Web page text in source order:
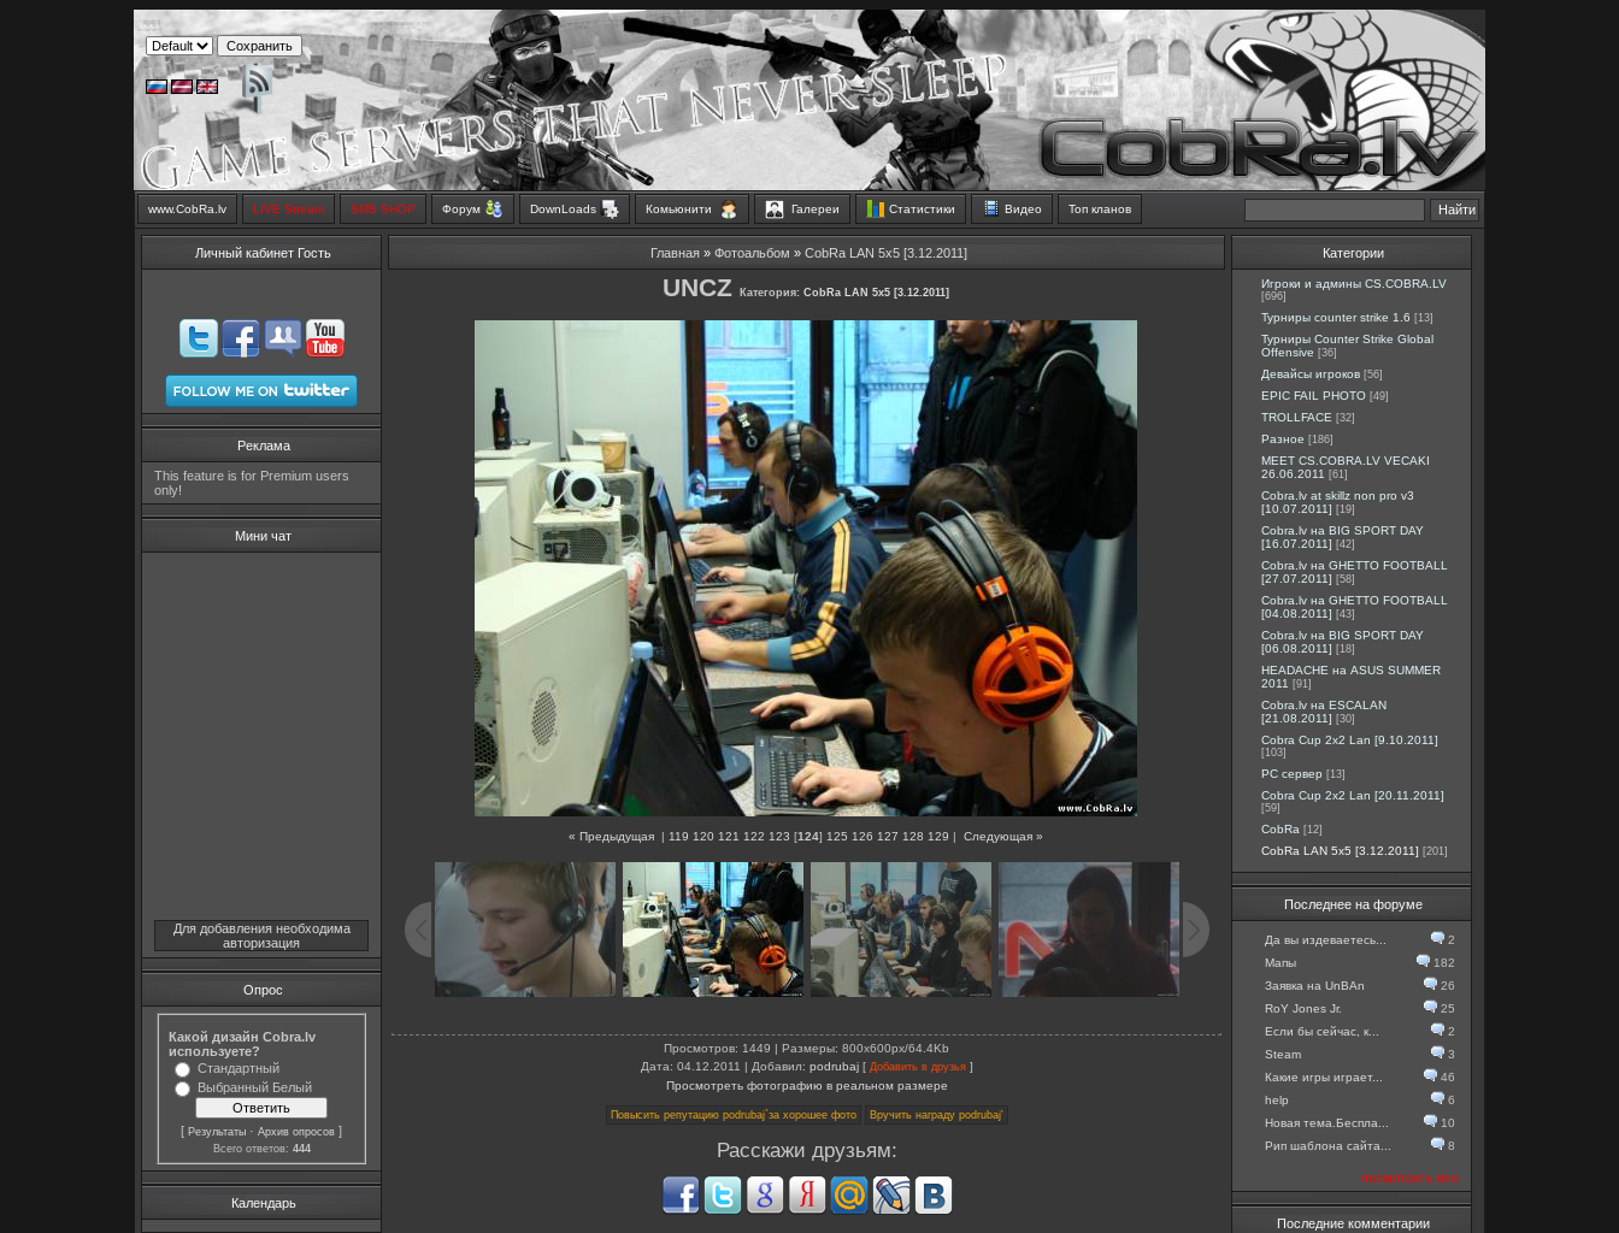
www.CobRa.lv LIVE Stream SMS SHOP Форум DownLoads Комьюнити Галереи Статистики Видео Топ кланов
Личный кабинет Гость
Реклама
This feature is for Premium users
only!
Мини чат
Для добавления необходима
авторизация
Опрос
Какой дизайн Cobra.lv
используете?
Стандартный
Выбранный Белый
[ Результаты · Архив опросов ]
Всего ответов: 444
Календарь
Главная» Фотоальбом » CobRa LAN 5x5 [3.12.2011]
UNCZ Категория: CobRa LAN 5x5 [3.12.2011]
« Предыдущая | 119 120 121 122 123 [124] 125 126 127 128 129 | Следующая »
Просмотров: 1449 | Размеры: 800x600px/64.4Kb
Дата: 04.12.2011 | Добавил: podrubaj[ Добавить в друзья]
Просмотреть фотографию в реальном размере
Расскажи друзьям:
Категории
Игроки и админы CS.COBRA.LV
[696]
Турниры counter strike 1.6 [13]
Турниры Counter Strike Global
Offensive [36]
Девайсы игроков [56]
EPIC FAIL PHOTO [49]
TROLLFACE [32]
Разное [186]
MEET CS.COBRA.LV VECAKI
26.06.2011 [61]
Cobra.lv at skillz non pro v3
[10.07.2011] [19]
Cobra.lv на BIG SPORT DAY
[16.07.2011] [42]
Cobra.lv на GHETTO FOOTBALL
[27.07.2011] [58]
Cobra.lv на GHETTO FOOTBALL
[04.08.2011] [43]
Cobra.lv на BIG SPORT DAY
[06.08.2011] [18]
HEADACHE на ASUS SUMMER
2011 [91]
Cobra.lv на ESCALAN
[21.08.2011] [30]
Cobra Cup 2x2 Lan [9.10.2011]
[103]
PC сервер [13]
Cobra Cup 2x2 Lan [20.11.2011]
[59]
CobRa [12]
CobRa LAN 5x5 [3.12.2011] [201]
Последнее на форуме
Да вы издеваетесь...
2
Мапы
182
Заявка на UnBAn
26
RoY Jones Jr.
25
Если бы сейчас, к...
2
Steam
3
Какие игры играет...
46
help
6
Новая тема.Беспла...
10
Рип шаблона сайта...
8
посмотреть все
Последние комментарии